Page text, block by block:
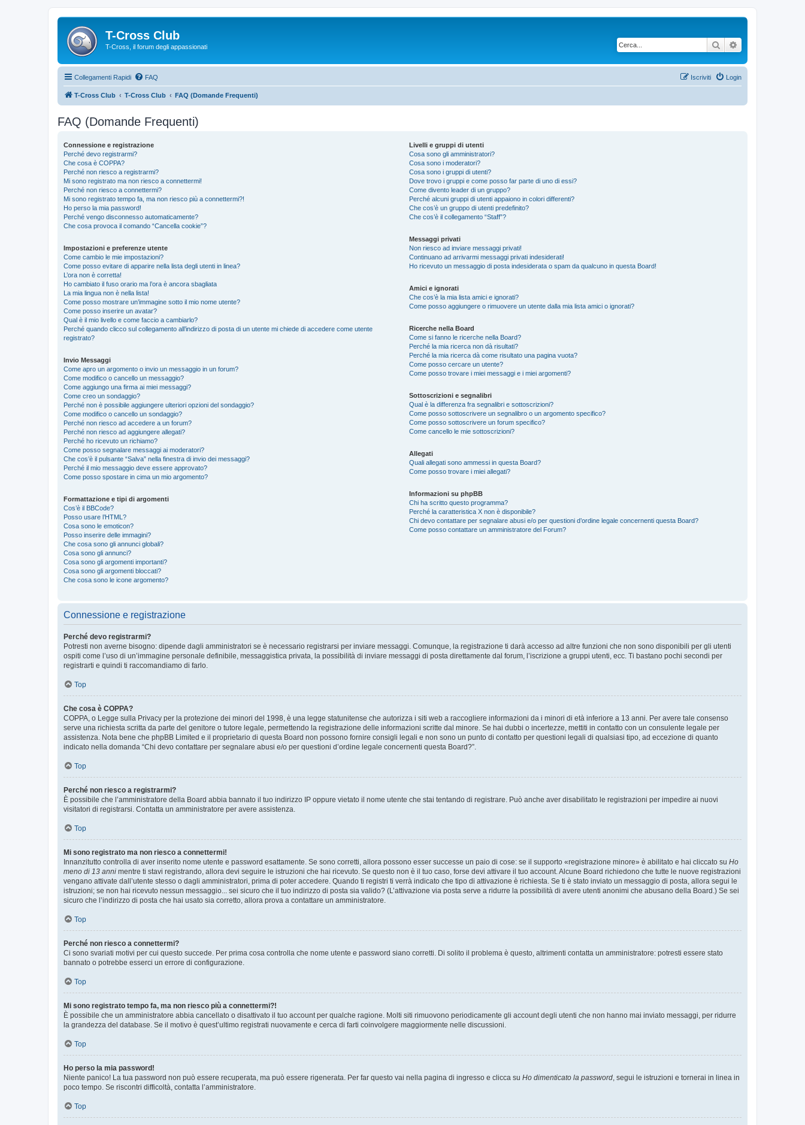
T-Cross Club
T-Cross, il forum degli appassionati Cerca
Collegamenti Rapidi FAQ Login
Iscriviti
T-Cross Club T-Cross Club FAQ (Domande Frequenti)
FAQ (Domande Frequenti)
Connessione e registrazione
Perché devo registrarmi?
Che cosa è COPPA?
Perché non riesco a registrarmi?
Mi sono registrato ma non riesco a connettermi!
Perché non riesco a connettermi?
Mi sono registrato tempo fa, ma non riesco più a connettermi?!
Ho perso la mia password!
Perché vengo disconnesso automaticamente?
Che cosa provoca il comando “Cancella cookie”?
Impostazioni e preferenze utente
Come cambio le mie impostazioni?
Come posso evitare di apparire nella lista degli utenti in linea?
L’ora non è corretta!
Ho cambiato il fuso orario ma l’ora è ancora sbagliata
La mia lingua non è nella lista!
Come posso mostrare un’immagine sotto il mio nome utente?
Come posso inserire un avatar?
Qual è il mio livello e come faccio a cambiarlo?
Perché quando clicco sul collegamento all’indirizzo di posta di un utente mi chiede di accedere come utente
registrato?
Invio Messaggi
Come apro un argomento o invio un messaggio in un forum?
Come modifico o cancello un messaggio?
Come aggiungo una firma ai miei messaggi?
Come creo un sondaggio?
Perché non è possibile aggiungere ulteriori opzioni del sondaggio?
Come modifico o cancello un sondaggio?
Perché non riesco ad accedere a un forum?
Perché non riesco ad aggiungere allegati?
Perché ho ricevuto un richiamo?
Come posso segnalare messaggi ai moderatori?
Che cos’è il pulsante “Salva” nella finestra di invio dei messaggi?
Perché il mio messaggio deve essere approvato?
Come posso spostare in cima un mio argomento?
Formattazione e tipi di argomenti
Cos’è il BBCode?
Posso usare l’HTML?
Cosa sono le emoticon?
Posso inserire delle immagini?
Che cosa sono gli annunci globali?
Cosa sono gli annunci?
Cosa sono gli argomenti importanti?
Cosa sono gli argomenti bloccati?
Che cosa sono le icone argomento?
Livelli e gruppi di utenti
Cosa sono gli amministratori?
Cosa sono i moderatori?
Cosa sono i gruppi di utenti?
Dove trovo i gruppi e come posso far parte di uno di essi?
Come divento leader di un gruppo?
Perché alcuni gruppi di utenti appaiono in colori differenti?
Che cos’è un gruppo di utenti predefinito?
Che cos’è il collegamento “Staff”?
Messaggi privati
Non riesco ad inviare messaggi privati!
Continuano ad arrivarmi messaggi privati indesiderati!
Ho ricevuto un messaggio di posta indesiderata o spam da qualcuno in questa Board!
Amici e ignorati
Che cos’è la mia lista amici e ignorati?
Come posso aggiungere o rimuovere un utente dalla mia lista amici o ignorati?
Ricerche nella Board
Come si fanno le ricerche nella Board?
Perché la mia ricerca non dà risultati?
Perché la mia ricerca dà come risultato una pagina vuota?
Come posso cercare un utente?
Come posso trovare i miei messaggi e i miei argomenti?
Sottoscrizioni e segnalibri
Qual è la differenza fra segnalibri e sottoscrizioni?
Come posso sottoscrivere un segnalibro o un argomento specifico?
Come posso sottoscrivere un forum specifico?
Come cancello le mie sottoscrizioni?
Allegati
Quali allegati sono ammessi in questa Board?
Come posso trovare i miei allegati?
Informazioni su phpBB
Chi ha scritto questo programma?
Perché la caratteristica X non è disponibile?
Chi devo contattare per segnalare abusi e/o per questioni d’ordine legale concernenti questa Board?
Come posso contattare un amministratore del Forum?
Connessione e registrazione
Perché devo registrarmi?
Potresti non averne bisogno: dipende dagli amministratori se è necessario registrarsi per inviare messaggi. Comunque, la registrazione ti darà accesso ad altre funzioni che non sono disponibili per gli utenti
ospiti come l’uso di un’immagine personale definibile, messaggistica privata, la possibilità di inviare messaggi di posta direttamente dal forum, l’iscrizione a gruppi utenti, ecc. Ti bastano pochi secondi per
registrarti e quindi ti raccomandiamo di farlo.
Top
Che cosa è COPPA?
COPPA, o Legge sulla Privacy per la protezione dei minori del 1998, è una legge statunitense che autorizza i siti web a raccogliere informazioni da i minori di età inferiore a 13 anni. Per avere tale consenso
serve una richiesta scritta da parte del genitore o tutore legale, permettendo la registrazione delle informazioni scritte dal minore. Se hai dubbi o incertezze, mettiti in contatto con un consulente legale per
assistenza. Nota bene che phpBB Limited e il proprietario di questa Board non possono fornire consigli legali e non sono un punto di contatto per questioni legali di qualsiasi tipo, ad eccezione di quanto
indicato nella domanda “Chi devo contattare per segnalare abusi e/o per questioni d’ordine legale concernenti questa Board?”.
Top
Perché non riesco a registrarmi?
È possibile che l’amministratore della Board abbia bannato il tuo indirizzo IP oppure vietato il nome utente che stai tentando di registrare. Può anche aver disabilitato le registrazioni per impedire ai nuovi
visitatori di registrarsi. Contatta un amministratore per avere assistenza.
Top
Mi sono registrato ma non riesco a connettermi!
Innanzitutto controlla di aver inserito nome utente e password esattamente. Se sono corretti, allora possono esser successe un paio di cose: se il supporto «registrazione minore» è abilitato e hai cliccato su Ho
meno di 13 anni mentre ti stavi registrando, allora devi seguire le istruzioni che hai ricevuto. Se questo non è il tuo caso, forse devi attivare il tuo account. Alcune Board richiedono che tutte le nuove registrazioni
vengano attivate dall’utente stesso o dagli amministratori, prima di poter accedere. Quando ti registri ti verrà indicato che tipo di attivazione è richiesta. Se ti è stato inviato un messaggio di posta, allora segui le
istruzioni; se non hai ricevuto nessun messaggio... sei sicuro che il tuo indirizzo di posta sia valido? (L’attivazione via posta serve a ridurre la possibilità di avere utenti anonimi che abusano della Board.) Se sei
sicuro che l’indirizzo di posta che hai usato sia corretto, allora prova a contattare un amministratore.
Top
Perché non riesco a connettermi?
Ci sono svariati motivi per cui questo succede. Per prima cosa controlla che nome utente e password siano corretti. Di solito il problema è questo, altrimenti contatta un amministratore: potresti essere stato
bannato o potrebbe esserci un errore di configurazione.
Top
Mi sono registrato tempo fa, ma non riesco più a connettermi?!
È possibile che un amministratore abbia cancellato o disattivato il tuo account per qualche ragione. Molti siti rimuovono periodicamente gli account degli utenti che non hanno mai inviato messaggi, per ridurre
la grandezza del database. Se il motivo è quest’ultimo registrati nuovamente e cerca di farti coinvolgere maggiormente nelle discussioni.
Top
Ho perso la mia password!
Niente panico! La tua password non può essere recuperata, ma può essere rigenerata. Per far questo vai nella pagina di ingresso e clicca su Ho dimenticato la password , segui le istruzioni e tornerai in linea in
poco tempo. Se riscontri difficoltà, contatta l’amministratore.
Top